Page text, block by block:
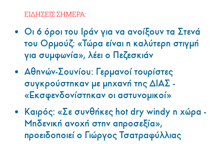
ΕΙΔΗΣΕΙΣ ΣΗΜΕΡΑ:
Οι 6 όροι του Ιράν για να ανοίξουν τα Στενά
του Ορμούζ: «Τώρα είναι η καλύτερη στιγμή
για συμφωνία», λέει ο Πεζεσκιάν
Αθηνών-Σουνίου: Γερμανοί τουρίστες
συγκρούστηκαν με μηχανή της ΔΙΑΣ -
«Εκσφενδονίστηκαν οι αστυνομικοί»
Καιρός: «Σε συνθήκες hot dry windy η χώρα -
Μηδενική ανοχή στην απροσεξία»,
προειδοποιεί ο Γιώργος Τσατραφύλλιας